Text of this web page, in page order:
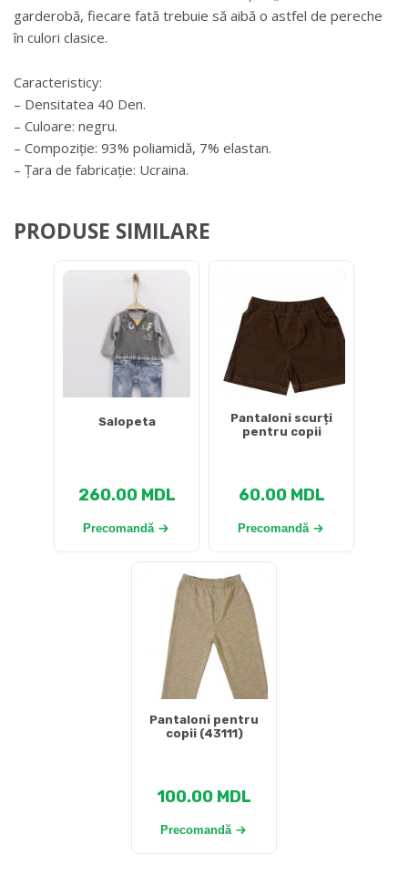
garderobă, fiecare fată trebuie să aibă o astfel de pereche
în culori clasice.
Сaracteristicу:
– Densitatea 40 Den.
– Culoare: negru.
– Compoziție: 93% poliamidă, 7% elastan.
– Țara de fabricație: Ucraina.
PRODUSE SIMILARE
Salopeta
260.00 MDL
Precomandă
Pantaloni scurți
pentru copii
60.00 MDL
Precomandă
Pantaloni pentru
copii (43111)
100.00 MDL
Precomandă